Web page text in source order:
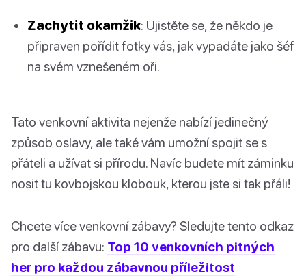
Zachytit okamžik: Ujistěte se, že někdo je
připraven pořídit fotky vás, jak vypadáte jako šéf
na svém vznešeném oři.
Tato venkovní aktivita nejenže nabízí jedinečný
způsob oslavy, ale také vám umožní spojit se s
přáteli a užívat si přírodu. Navíc budete mít záminku
nosit tu kovbojskou klobouk, kterou jste si tak přáli!
Chcete více venkovní zábavy? Sledujte tento odkaz
pro další zábavu: Top 10 venkovních pitných
her pro každou zábavnou příležitost